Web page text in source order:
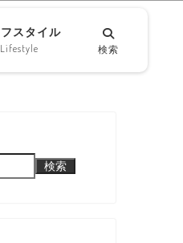
スタイル
Lifestyle 検索
検索